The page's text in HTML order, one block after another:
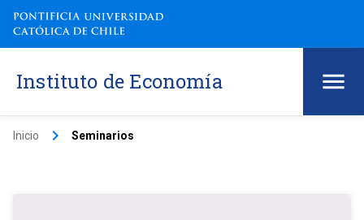
Instituto de Economía
Inicio keyboard_arrow_right Seminarios